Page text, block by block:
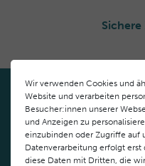
Sichere
Für den Newsletter
Wir verwenden Cookies und
Website und verarbeiten
Besucher:innen unserer
und Anzeigen zu
einzubinden oder Zugriffe auf
Datenverarbeitung erfolgt
diese Daten mit Dritten, die